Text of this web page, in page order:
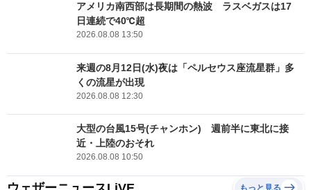
アメリカ南西部は長期間の熱波 ラスベガスは17
日連続で40℃超
2026.08.08 13:50
来週の8月12日(水)夜は「ペルセウス座流星群」多
くの流星が出現
2026.08.08 12:30
大型の台風15号(チャンホン) 週前半に東北に接
近・上陸のおそれ
2026.08.08 10:50
もっと見る